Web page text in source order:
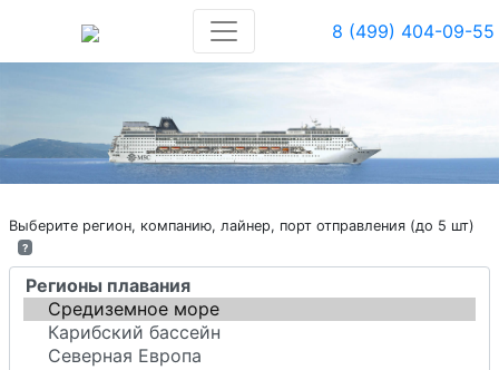
8 (499) 404-09-55
Выберите регион, компанию, лайнер, порт отправления (до 5 шт)
?